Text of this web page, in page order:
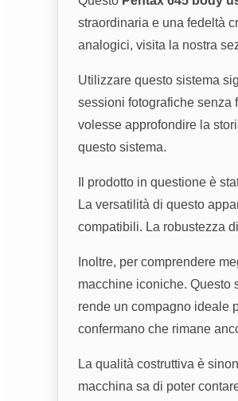
straordinaria e una fedeltà
analogici, visita la nostra
Utilizzare questo sistema
sessioni fotografiche senza
volesse approfondire la
questo sistema.
Il prodotto in questione è
La versatilità di questo
compatibili. La robustezza
Inoltre, per comprendere
macchine iconiche. Questo
rende un compagno ideale
confermano che rimane
La qualità costruttiva è
macchina sa di poter